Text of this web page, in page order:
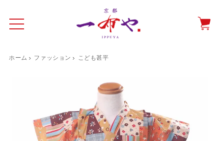
ド 一布やについて 商品をみる
テーブルウエア特集
光田愛のテーブルコーディネート
ホーム ファッション こども甚平